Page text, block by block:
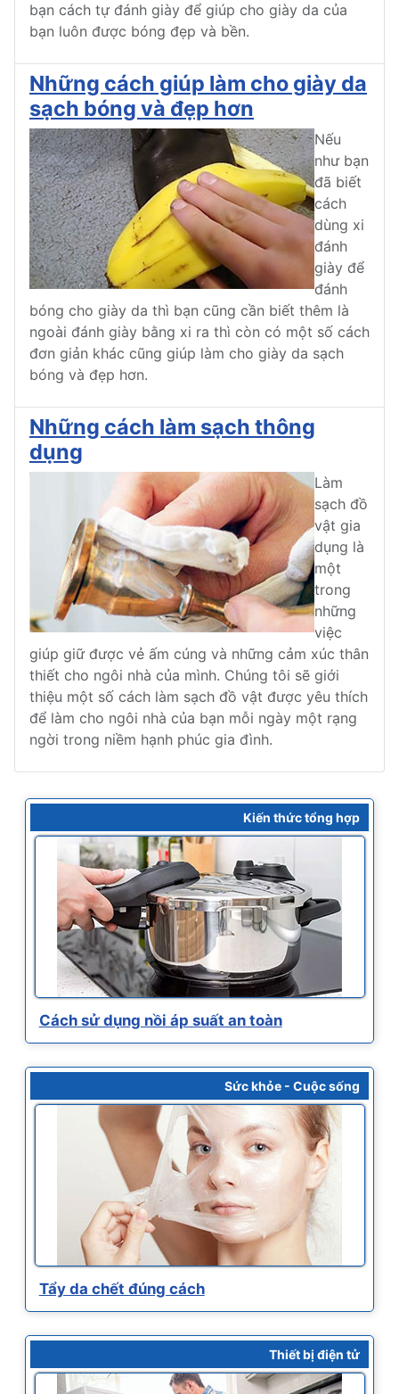
bạn cách tự đánh giày để giúp cho giày da của
bạn luôn được bóng đẹp và bền.
Những cách giúp làm cho giày da
sạch bóng và đẹp hơn
Nếu
như bạn
đã biết
cách
dùng xi
đánh
giày để
đánh
bóng cho giày da thì bạn cũng cần biết thêm là
ngoài đánh giày bằng xi ra thì còn có một số cách
đơn giản khác cũng giúp làm cho giày da sạch
bóng và đẹp hơn.
Những cách làm sạch thông
dụng
Làm
sạch đồ
vật gia
dụng là
một
trong
những
việc
giúp giữ được vẻ ấm cúng và những cảm xúc thân
thiết cho ngôi nhà của mình. Chúng tôi sẽ giới
thiệu một số cách làm sạch đồ vật được yêu thích
để làm cho ngôi nhà của bạn mỗi ngày một rạng
ngời trong niềm hạnh phúc gia đình.
Kiến thức tổng hợp
Cách sử dụng nồi áp suất an toàn
Sức khỏe - Cuộc sống
Tẩy da chết đúng cách
Thiết bị điện tử